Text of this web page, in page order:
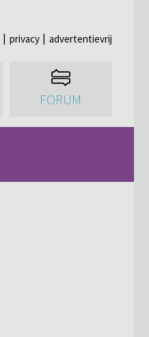
privacy advertentievrij
FORUM